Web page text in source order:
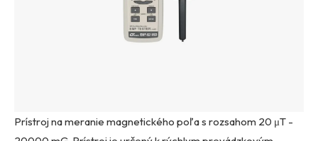
Prístroj na meranie magnetického poľa s rozsahom 20 μT -